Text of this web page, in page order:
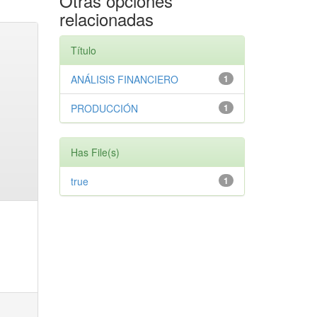
relacionadas
Título
1
ANÁLISIS FINANCIERO
1
PRODUCCIÓN
Has File(s)
1
true